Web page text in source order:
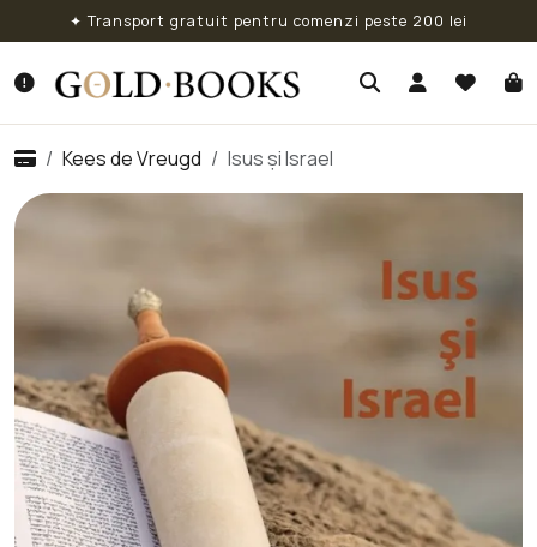
✦ Transport gratuit pentru comenzi peste 200 lei
Kees de Vreugd Isus și Israel